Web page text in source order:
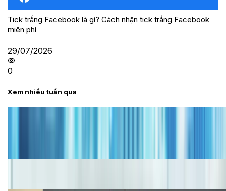
Tick trắng Facebook là gì? Cách nhận tick trắng Facebook
miễn phí
29/07/2026
0
Xem nhiều tuần qua